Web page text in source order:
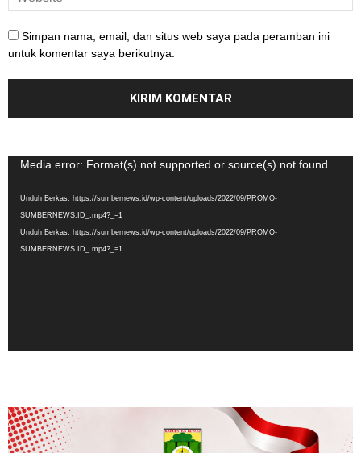
Simpan nama, email, dan situs web saya pada peramban ini
untuk komentar saya berikutnya.
Pemutar
Media error: Format(s) not supported or source(s) not found
Unduh Berkas: https://sumbernews.id/wp-content/uploads/2022/09/PROMO-
SUMBERNEWS.ID_.mp4?_=1
Unduh Berkas: https://sumbernews.id/wp-content/uploads/2022/09/PROMO-
SUMBERNEWS.ID_.mp4?_=1